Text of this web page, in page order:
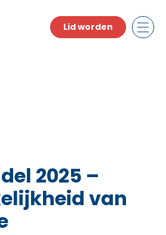
Lid worden
2025 –
van